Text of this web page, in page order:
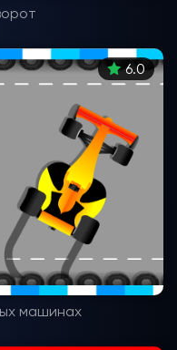
6.0
машинах